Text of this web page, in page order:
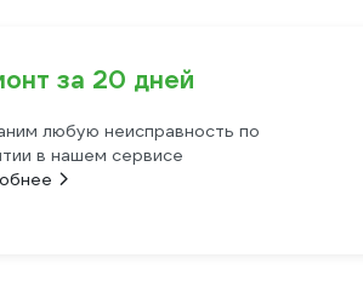
за 20 дней
любую неисправность по
в нашем сервисе